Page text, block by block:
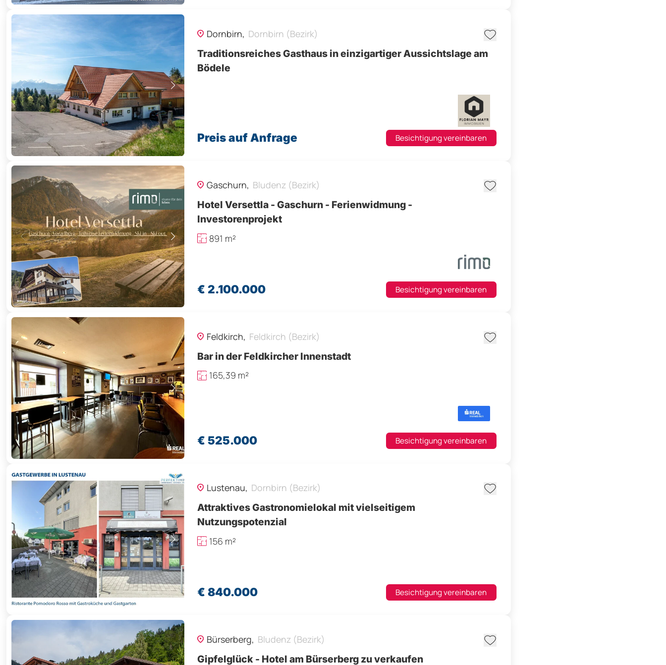
Dornbirn, Dornbirn (Bezirk)
Traditionsreiches Gasthaus in einzigartiger Aussichtslage am
Bödele
Preis auf Anfrage Besichtigung vereinbaren
Gaschurn, Bludenz (Bezirk)
Hotel Versettla - Gaschurn - Ferienwidmung -
Investorenprojekt
891 m²
€ 2.100.000 Besichtigung vereinbaren
Feldkirch, Feldkirch (Bezirk)
Bar in der Feldkircher Innenstadt
165,39 m²
€ 525.000 Besichtigung vereinbaren
Lustenau, Dornbirn (Bezirk)
Attraktives Gastronomielokal mit vielseitigem
Nutzungspotenzial
156 m²
€ 840.000 Besichtigung vereinbaren
Bürserberg, Bludenz (Bezirk)
Gipfelglück - Hotel am Bürserberg zu verkaufen